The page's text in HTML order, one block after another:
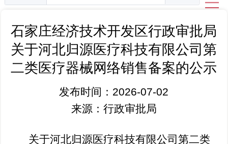
石家庄经济技术开发区行政审批局
关于河北归源医疗科技有限公司第
二类医疗器械网络销售备案的公示
发布时间：2026-07-02
来源：行政审批局
关于河北归源医疗科技有限公司第二类